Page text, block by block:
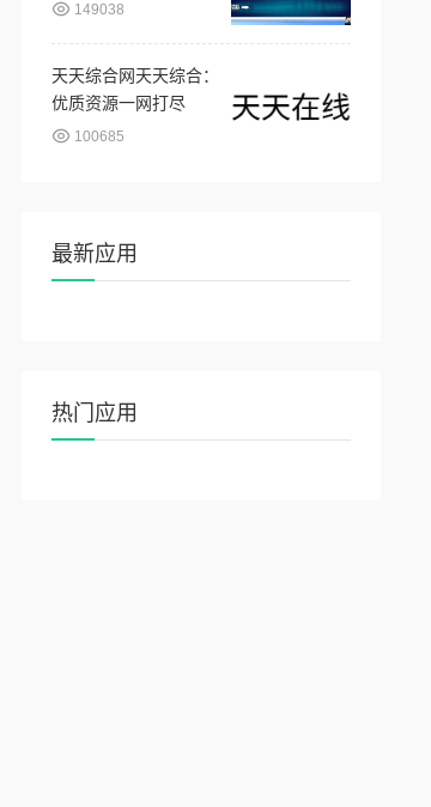
149038
天天综合网天天综合：
优质资源一网打尽
100685
最新应用
热门应用